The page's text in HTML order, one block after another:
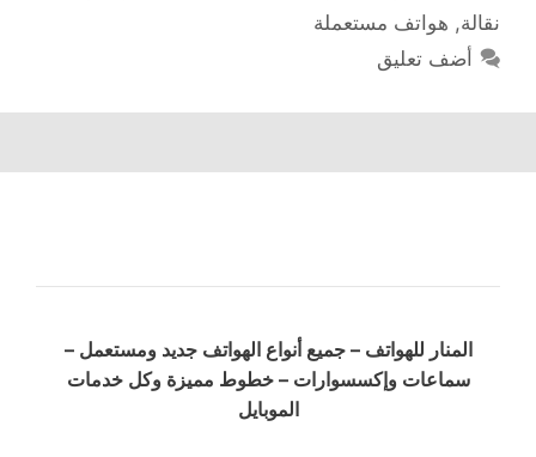
نقالة, هواتف مستعملة
أضف تعليق
المنار للهواتف – جميع أنواع الهواتف جديد ومستعمل –
سماعات وإكسسوارات – خطوط مميزة وكل خدمات
الموبايل